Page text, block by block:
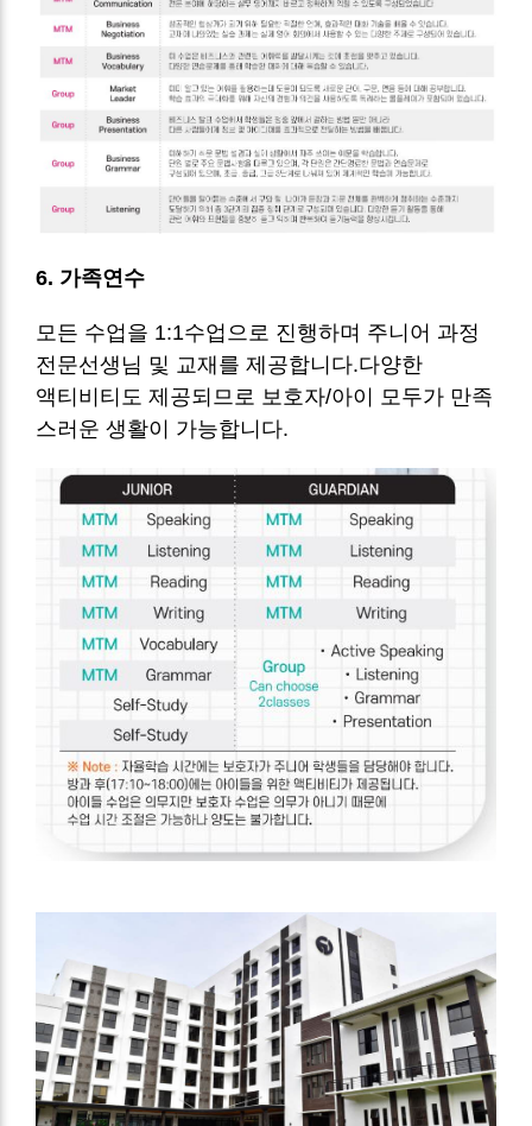
6. 가족연수
모든 수업을 1:1수업으로 진행하며 주니어 과정
전문선생님 및 교재를 제공합니다.다양한
액티비티도 제공되므로 보호자/아이 모두가 만족
스러운 생활이 가능합니다.